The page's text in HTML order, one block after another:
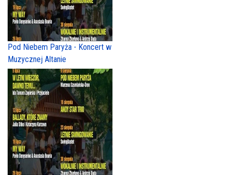
Pod Niebem Paryża - Koncert w
Muzycznej Altanie